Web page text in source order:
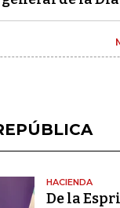
HACIENDA
De la